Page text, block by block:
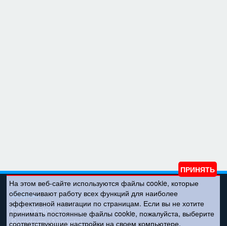
555plus
Calle Xaloc, 3
Benidorm (Alicante)
На этом веб-сайте используются файлы cookie, которые
обеспечивают работу всех функций для наиболее
эффективной навигации по страницам. Если вы не хотите
принимать постоянные файлы cookie, пожалуйста, выберите
соответствующие настройки на своем компьютере.